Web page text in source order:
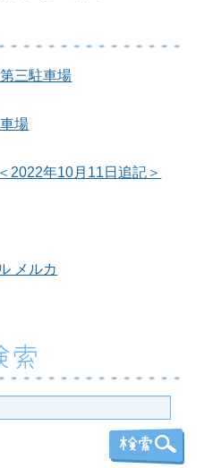
三駐車場
場
2022年10月11日追記＞
メルカ
索